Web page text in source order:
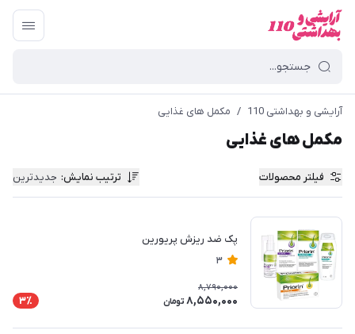
آرایشی و بهداشتی 110 / مکمل های غذایی
مکمل های غذایی
فیلتر محصولات ترتیب نمایش: جدیدترین
پک ضد ریزش پریورین
3
8,790,000
8,550,000 تومان 3٪